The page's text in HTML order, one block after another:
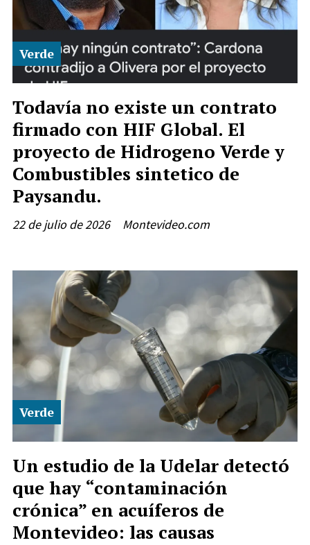
Todavía no existe un contrato
firmado con HIF Global. El
proyecto de Hidrogeno Verde y
Combustibles sintetico de
Paysandu.
Montevideo.com
Verde
22 de julio de 2026
Un estudio de la Udelar detectó
que hay “contaminación
crónica” en acuíferos de
Montevideo: las causas
Verde